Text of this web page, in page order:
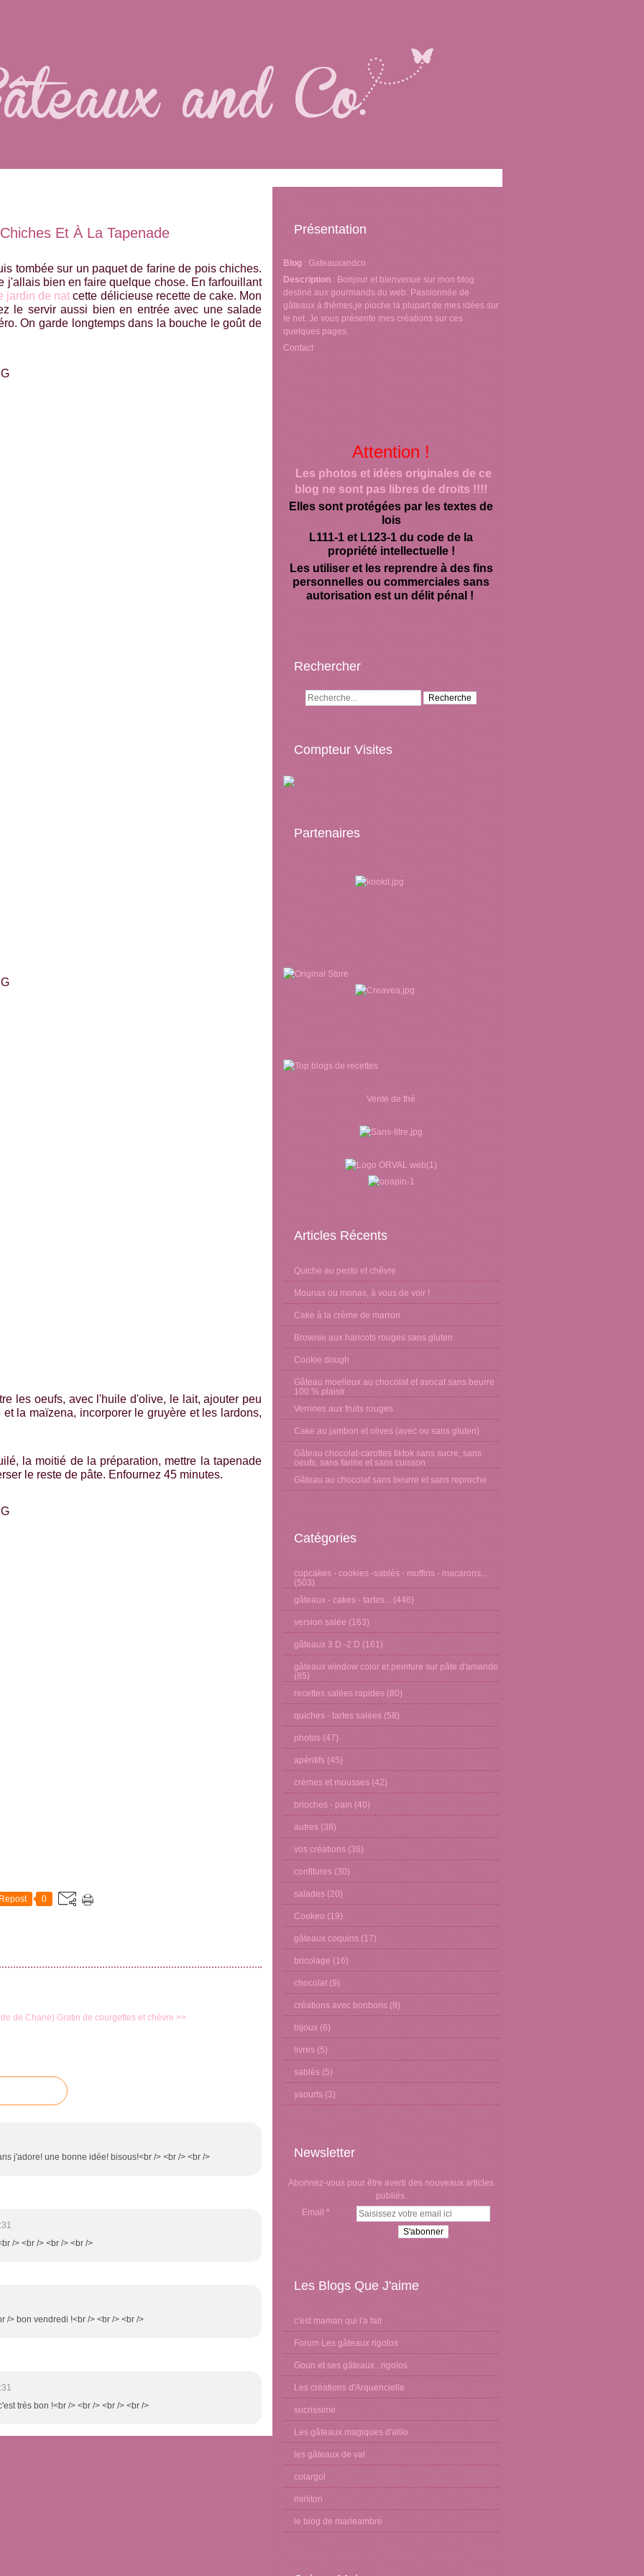
Et À La Tapenade
tombée sur un paquet de farine de pois chiches.
j'allais bien en faire quelque chose. En farfouillant
jardin de natcette délicieuse recette de cake. Mon
le servir aussi bien en entrée avec une salade
On garde longtemps dans la bouche le goût de
les oeufs, avec l'huile d'olive, le lait, ajouter peu
la maïzena, incorporer le gruyère et les lardons,
la moitié de la préparation, mettre la tapenade
le reste de pâte. Enfournez 45 minutes.
Repost 0
de Chane) Gratin de courgettes et chèvre >>
j'adore! une bonne idée! bisous!<br /> <br /> <br />
/> <br /> <br /> <br />
/> bon vendredi !<br /> <br /> <br />
très bon !<br /> <br /> <br /> <br />
Présentation
Blog : Gateauxandco
Description : Bonjour et bienvenue sur mon blog
destiné aux gourmands du web. Passionnée de
gâteaux à thèmes,je pioche la plupart de mes idées sur
le net. Je vous présente mes créations sur ces
quelques pages.
Contact
Attention !
Les photos et idées originales de ce
blog ne sont pas libres de droits !!!!
Elles sont protégées par les textes de
lois
L111-1 et L123-1 du code de la
propriété intellectuelle !
Les utiliser et les reprendre à des fins
personnelles ou commerciales sans
autorisation est un délit pénal !
Rechercher
Compteur Visites
Partenaires
Vente de thé
Articles Récents
Quiche au pesto et chêvre
Mounas ou monas, à vous de voir !
Cake à la crème de marron
Brownie aux haricots rouges sans gluten
Cookie dough
Gâteau moelleux au chocolat et avocat sans beurre
100 % plaisir
Verrines aux fruits rouges
Cake au jambon et olives (avec ou sans gluten)
Gâteau chocolat-carottes tiktok sans sucre, sans
oeufs, sans farine et sans cuisson
Gâteau au chocolat sans beurre et sans reproche
Catégories
cupcakes - cookies -sablés - muffins - macarons...
(503)
gâteaux - cakes - tartes... (446)
version salée (163)
gâteaux 3 D -2 D (161)
gâteaux window color et peinture sur pâte d'amande
(85)
recettes salées rapides (80)
quiches - tartes salées (58)
photos (47)
apéritifs (45)
crèmes et mousses (42)
brioches - pain (40)
autres (38)
vos créations (38)
confitures (30)
salades (20)
Cookeo (19)
gâteaux coquins (17)
bricolage (16)
chocolat (9)
créations avec bonbons (9)
bijoux (6)
livres (5)
sablés (5)
yaourts (3)
Newsletter
Abonnez-vous pour être averti des nouveaux articles
publiés.
Email
Les Blogs Que J'aime
c'est maman qui l'a fait
Forum Les gâteaux rigolos
Goun et ses gâteaux...rigolos
Les créations d'Arquencielle
sucrissime
Les gâteaux magiques d'alilo
les gâteaux de val
colargol
mirliton
le blog de marieambre